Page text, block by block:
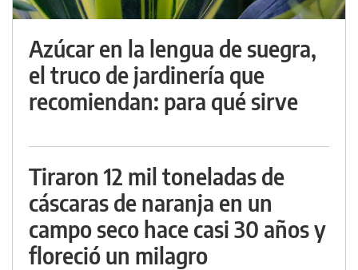
Azúcar en la lengua de suegra,
el truco de jardinería que
recomiendan: para qué sirve
Tiraron 12 mil toneladas de
cáscaras de naranja en un
campo seco hace casi 30 años y
floreció un milagro